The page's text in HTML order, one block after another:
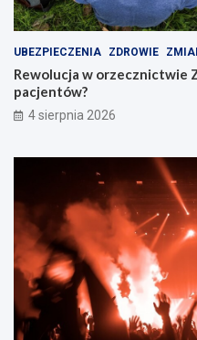
UBEZPIECZENIA ZDROWIE
Rewolucja w orzecznictwie
pacjentów?
4 sierpnia 2026